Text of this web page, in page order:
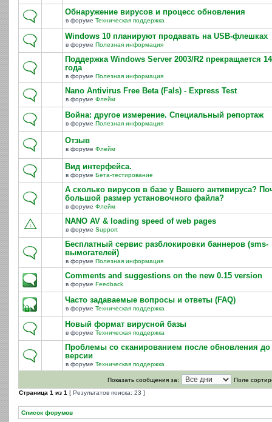
Обнаружение вирусов и процесс обновления
в форуме Техническая поддержка
Windows 10 планируют продавать на USB-флешках
в форуме Полезная информация
Поддержка Windows Server 2003/R2 прекращается
года
в форуме Полезная информация
Nano Antivirus Free Beta (Fals) - Express Test
в форуме Флейм
Война: другое измерение. Специальный репортаж
в форуме Полезная информация
Отзыв
в форуме Флейм
Вид интерфейса.
в форуме Бета-тестирование
А сколько вирусов в базе у Вашего антивируса?
большой размер установочного файла?
в форуме Флейм
NANO AV & loading speed of web pages
в форуме Support
Бесплатный сервис разблокировки баннеров (sms-
вымогателей)
в форуме Полезная информация
Comments and suggestions on the new 0.15 version
в форуме Feedback
Часто задаваемые вопросы и ответы (FAQ)
в форуме Техническая поддержка
Новый формат вирусной базы
в форуме Техническая поддержка
Проблемы со сканированием после обновления до
версии
в форуме Техническая поддержка
Показать сообщения за:
Поле
Страница 1 из 1 [ Результатов поиска: 23 ]
Список форумов